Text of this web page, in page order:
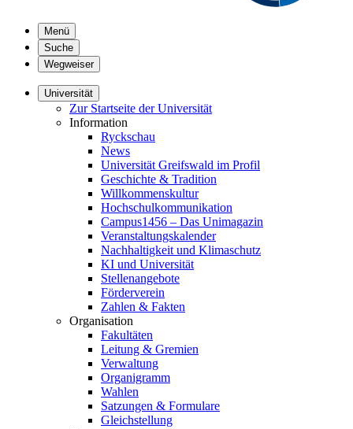
Menü
Suche
Wegweiser
Universität
Zur Startseite der Universität
Information
Ryckschau
News
Universität Greifswald im Profil
Geschichte & Tradition
Willkommenskultur
Hochschulkommunikation
Campus1456 – Das Unimagazin
Veranstaltungskalender
Nachhaltigkeit und Klimaschutz
KI und Universität
Stellenangebote
Förderverein
Zahlen & Fakten
Organisation
Fakultäten
Leitung & Gremien
Verwaltung
Organigramm
Wahlen
Satzungen & Formulare
Gleichstellung